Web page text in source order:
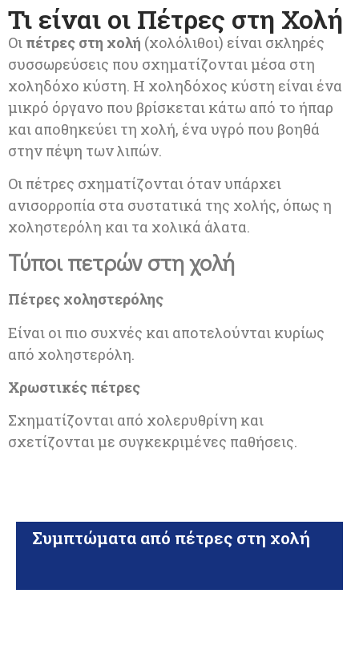
Τι είναι οι Πέτρες στη Χολή
Οι πέτρες στη χολή (χολόλιθοι) είναι σκληρές
συσσωρεύσεις που σχηματίζονται μέσα στη
χοληδόχο κύστη. Η χοληδόχος κύστη είναι ένα
μικρό όργανο που βρίσκεται κάτω από το ήπαρ
και αποθηκεύει τη χολή, ένα υγρό που βοηθά
στην πέψη των λιπών.
Οι πέτρες σχηματίζονται όταν υπάρχει
ανισορροπία στα συστατικά της χολής, όπως η
χοληστερόλη και τα χολικά άλατα.
Τύποι πετρών στη χολή
Πέτρες χοληστερόλης
Είναι οι πιο συχνές και αποτελούνται κυρίως
από χοληστερόλη.
Χρωστικές πέτρες
Σχηματίζονται από χολερυθρίνη και
σχετίζονται με συγκεκριμένες παθήσεις.
Συμπτώματα από πέτρες στη χολή